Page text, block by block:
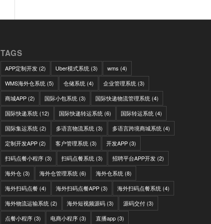
TAGS
APP定制开发(2) Uber模式系统 (3) wms (4)
WMS海外仓系统 (5) 仓储系统 (4) 企业管理系统 (3)
商城APP(2) 国际小包系统 (3) 国际快递物流管理系统 (4)
国际快递系统 (12) 国际快递转运系统 (6) 国际转运系统 (4)
国际集运系统 (2) 多语言物流系统 (3) 多语言跨境商城系统 (4)
定制开发APP(2) 客户管理系统 (3) 开发APP(3)
扫码点餐小程序(3) 扫码点餐系统 (3) 招聘平台APP开发(2)
海外仓(3) 海外仓管理系统 (6) 海外仓系统 (8)
海外扫码点餐(4) 海外扫码点餐APP(3) 海外扫码点餐系统 (4)
海外物流运输系统 (2) 海外短视频源码(3) 源码交付(3)
点餐小程序(3) 电商小程序(3) 直播app(3)